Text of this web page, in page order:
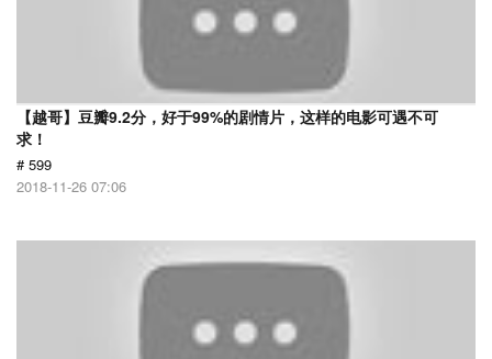
【越哥】豆瓣9.2分，好于99%的剧情片，这样的电影可遇不可
求！
# 599
2018-11-26 07:06